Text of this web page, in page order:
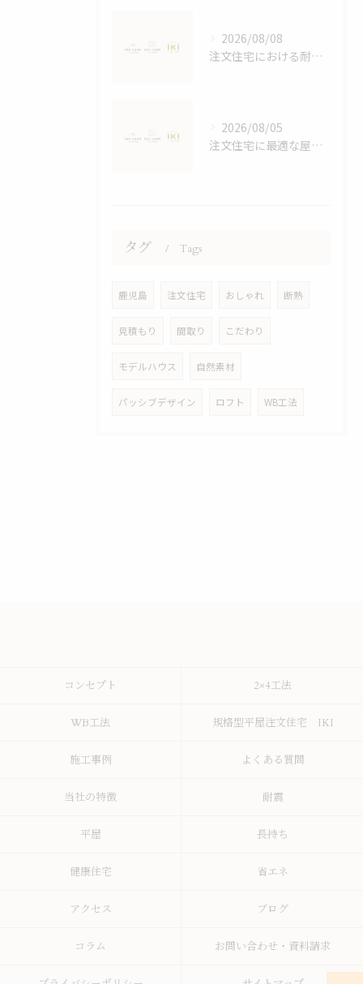
2026/08/08
注文住宅における耐震等級の詳しい解説
2026/08/05
注文住宅に最適な屋根デザイン術
タグ Tags
鹿児島 注文住宅 おしゃれ 断熱
見積もり 間取り こだわり
モデルハウス 自然素材
パッシブデザイン ロフト WB工法
コンセプト 2×4工法
WB工法 規格型平屋注文住宅 IKI
施工事例 よくある質問
当社の特徴 耐震
平屋 長持ち
健康住宅 省エネ
アクセス ブログ
コラム お問い合わせ・資料請求